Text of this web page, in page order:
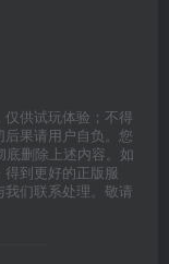
供试玩体验；不得
果请用户自负。您
底删除上述内容。如
到更好的正版服
们联系处理。敬请